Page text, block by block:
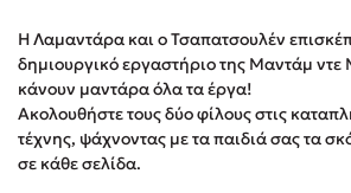
Freida McFadden
Κατρίνα Τσάνταλη
Lucinda Riley
Mimi Matthews
Η Λαμαντάρα και ο Τσαπατσουλέν
δημιουργικό εργαστήριο της Μαντάμ ντε
κάνουν μαντάρα όλα τα έργα!
Ακολουθήστε τους δύο φίλους στις
τέχνης, ψάχνοντας με τα παιδιά σας τα
σε κάθε σελίδα.